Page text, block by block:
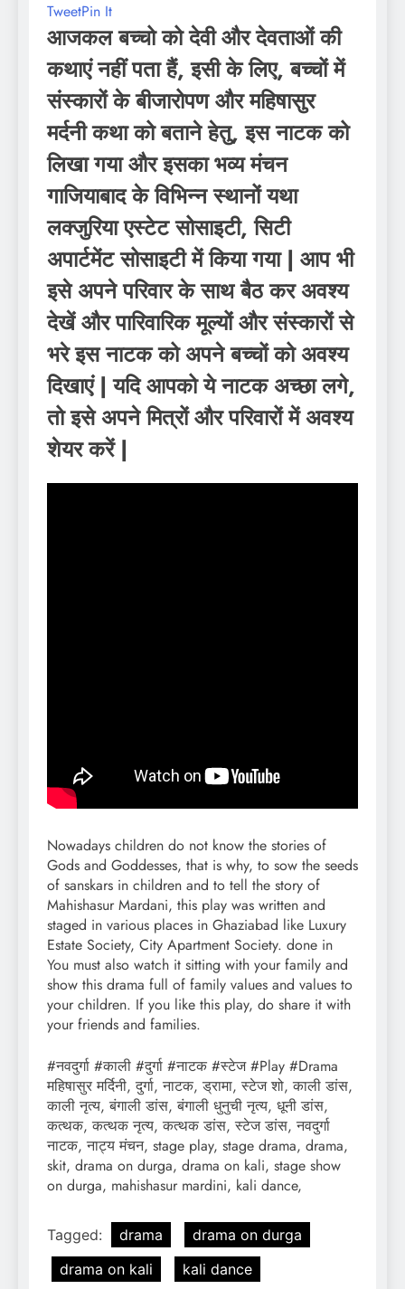
TweetPin It
आजकल बच्चो को देवी और देवताओं की
कथाएं नहीं पता हैं, इसी के लिए, बच्चों में
संस्कारों के बीजारोपण और महिषासुर
मर्दनी कथा को बताने हेतु, इस नाटक को
लिखा गया और इसका भव्य मंचन
गाजियाबाद के विभिन्न स्थानों यथा
लक्जुरिया एस्टेट सोसाइटी, सिटी
अपार्टमेंट सोसाइटी में किया गया | आप भी
इसे अपने परिवार के साथ बैठ कर अवश्य
देखें और पारिवारिक मूल्यों और संस्कारों से
भरे इस नाटक को अपने बच्चों को अवश्य
दिखाएं | यदि आपको ये नाटक अच्छा लगे,
तो इसे अपने मित्रों और परिवारों में अवश्य
शेयर करें |
Nowadays children do not know the stories of
Gods and Goddesses, that is why, to sow the seeds
of sanskars in children and to tell the story of
Mahishasur Mardani, this play was written and
staged in various places in Ghaziabad like Luxury
Estate Society, City Apartment Society. done in
You must also watch it sitting with your family and
show this drama full of family values ​​and values ​​to
your children. If you like this play, do share it with
your friends and families.
#नवदुर्गा #काली #दुर्गा #नाटक #स्टेज #Play #Drama
महिषासुर मर्दिनी, दुर्गा, नाटक, ड्रामा, स्टेज शो, काली डांस,
काली नृत्य, बंगाली डांस, बंगाली धुनुची नृत्य, धूनी डांस,
कत्थक, कत्थक नृत्य, कत्थक डांस, स्टेज डांस, नवदुर्गा
नाटक, नाट्य मंचन, stage play, stage drama, drama,
skit, drama on durga, drama on kali, stage show
on durga, mahishasur mardini, kali dance,
Tagged: drama
drama on durga
drama on kali
kali dance